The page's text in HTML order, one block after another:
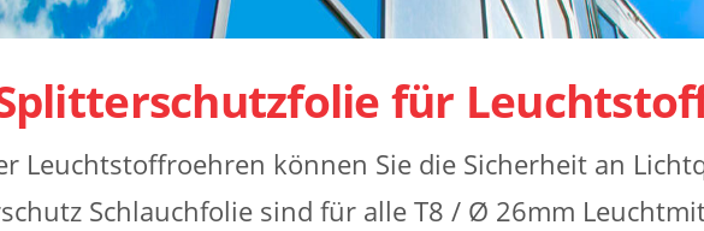
für
Leuchtstoffroehren können Sie die Sicherheit an
Schlauchfolie sind für alle T8 / Ø 26mm